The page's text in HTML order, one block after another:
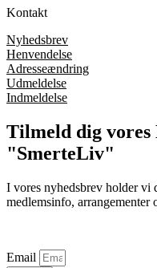
Kontakt
Nyhedsbrev
Henvendelse
Adresseændring
Udmeldelse
Indmeldelse
Tilmeld dig vores
"SmerteLiv"
I vores nyhedsbrev holder vi
medlemsinfo, arrangementer
Email